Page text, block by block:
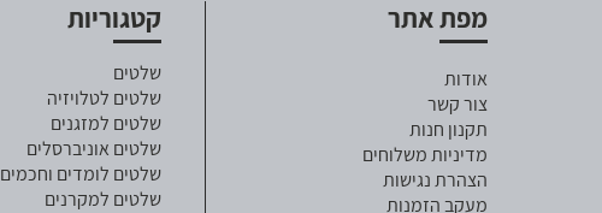
מפת אתר
אודות
צור קשר
תקנון חנות
מדיניות משלוחים
הצהרת נגישות
מעקב הזמנות
קטגוריות
שלטים
שלטים לטלויזיה
שלטים למזגנים
שלטים אוניברסלים
שלטים לומדים וחכמים
שלטים למקרנים